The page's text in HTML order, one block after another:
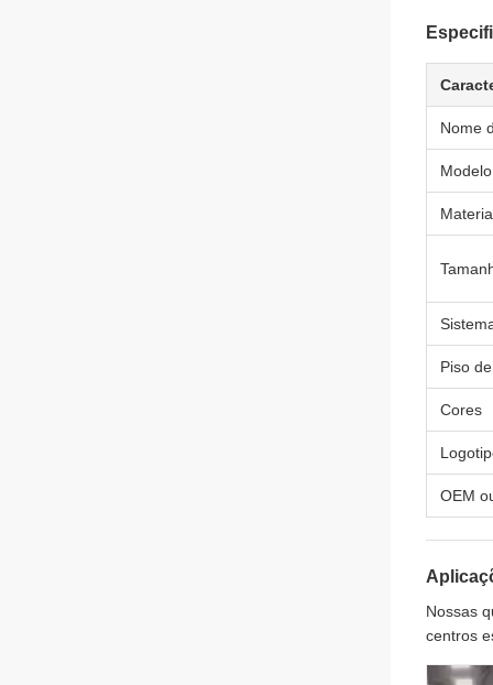
Nome
Piso
Cores
OEM
Nossas
centros